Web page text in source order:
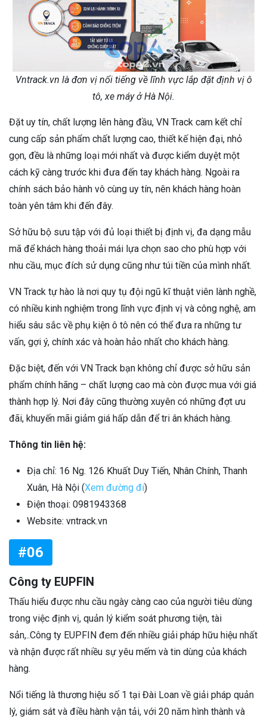
Vntrack.vn là đơn vị nổi tiếng về lĩnh vực lắp đặt định vị ô
tô, xe máy ở Hà Nội.
Đặt uy tín, chất lượng lên hàng đầu, VN Track cam kết chỉ
cung cấp sản phẩm chất lượng cao, thiết kế hiện đại, nhỏ
gọn, đều là những loại mới nhất và được kiểm duyệt một
cách kỹ càng trước khi đưa đến tay khách hàng. Ngoài ra
chính sách bảo hành vô cùng uy tín, nên khách hàng hoàn
toàn yên tâm khi đến đây.
Sở hữu bộ sưu tập với đủ loại thiết bị định vị, đa dạng mẫu
mã để khách hàng thoải mái lựa chọn sao cho phù hợp với
nhu cầu, mục đích sử dụng cũng như túi tiền của mình nhất.
VN Track tự hào là nơi quy tụ đội ngũ kĩ thuật viên lành nghề,
có nhiều kinh nghiệm trong lĩnh vực định vị và công nghệ, am
hiểu sâu sắc về phụ kiện ô tô nên có thể đưa ra những tư
vấn, gợi ý, chính xác và hoàn hảo nhất cho khách hàng.
Đặc biệt, đến với VN Track bạn không chỉ được sở hữu sản
phẩm chính hãng – chất lượng cao mà còn được mua với giá
thành hợp lý. Nơi đây cũng thường xuyên có những đợt ưu
đãi, khuyến mãi giảm giá hấp dẫn để tri ân khách hàng.
Thông tin liên hệ:
Địa chỉ: 16 Ng. 126 Khuất Duy Tiến, Nhân Chính, Thanh
Xuân, Hà Nội (Xem đường đi)
Điện thoại: 0981943368
Website: vntrack.vn
#06
Công ty EUPFIN
Thấu hiểu được nhu cầu ngày càng cao của người tiêu dùng
trong việc định vị, quản lý kiểm soát phương tiện, tài
sản,..Công ty EUPFIN đem đến nhiều giải pháp hữu hiệu nhất
và nhận được rất nhiều sự yêu mếm và tin dùng của khách
hàng.
Nổi tiếng là thương hiệu số 1 tại Đài Loan về giải pháp quản
lý, giám sát và điều hành vận tải, với 20 năm hình thành và